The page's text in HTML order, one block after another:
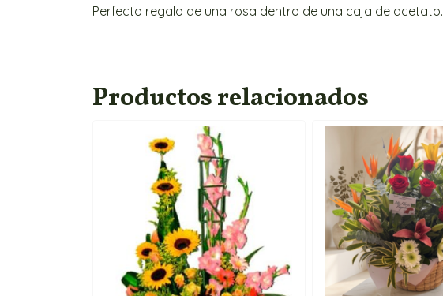
Perfecto regalo de una rosa dentro de una caja de acetato.
Productos relacionados